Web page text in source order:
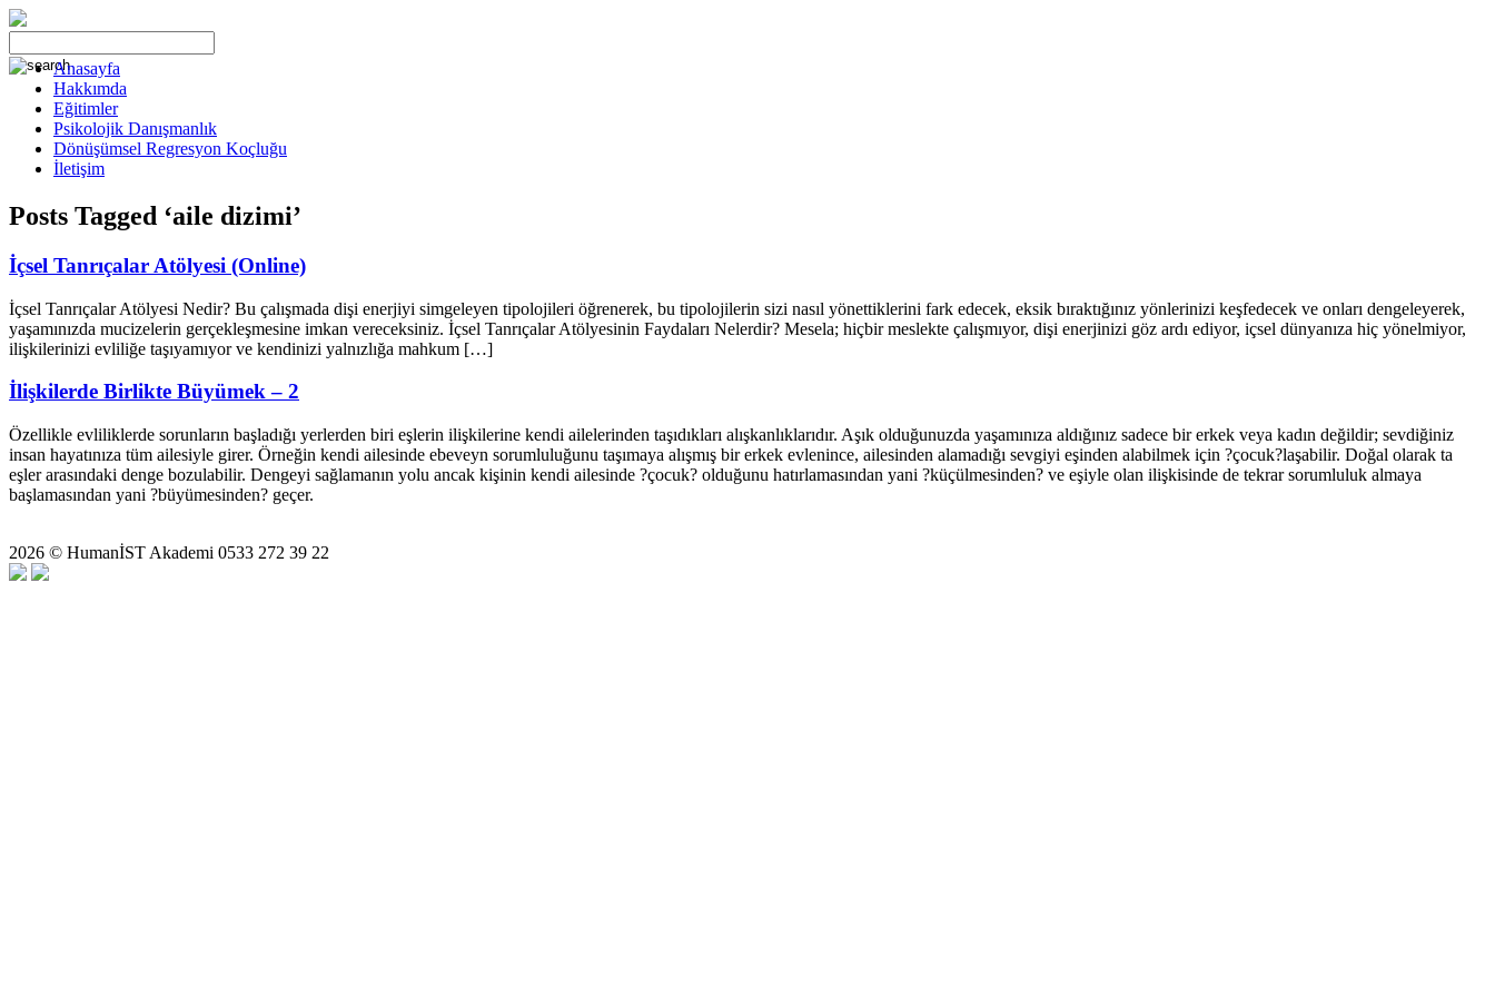
Anasayfa
Hakkımda
Eğitimler
Psikolojik Danışmanlık
Dönüşümsel Regresyon Koçluğu
İletişim
Posts Tagged ‘aile dizimi’
İçsel Tanrıçalar Atölyesi (Online)
İçsel Tanrıçalar Atölyesi Nedir? Bu çalışmada dişi enerjiyi simgeleyen tipolojileri öğrenerek, bu tipolojilerin sizi nasıl yönettiklerini fark edecek, eksik bıraktığınız yönlerinizi keşfedecek ve onları dengeleyerek,
yaşamınızda mucizelerin gerçekleşmesine imkan vereceksiniz. İçsel Tanrıçalar Atölyesinin Faydaları Nelerdir? Mesela; hiçbir meslekte çalışmıyor, dişi enerjinizi göz ardı ediyor, içsel dünyanıza hiç yönelmiyor,
ilişkilerinizi evliliğe taşıyamıyor ve kendinizi yalnızlığa mahkum […]
İlişkilerde Birlikte Büyümek – 2
Özellikle evliliklerde sorunların başladığı yerlerden biri eşlerin ilişkilerine kendi ailelerinden taşıdıkları alışkanlıklarıdır. Aşık olduğunuzda yaşamınıza aldığınız sadece bir erkek veya kadın değildir; sevdiğiniz
insan hayatınıza tüm ailesiyle girer. Örneğin kendi ailesinde ebeveyn sorumluluğunu taşımaya alışmış bir erkek evlenince, ailesinden alamadığı sevgiyi eşinden alabilmek için ?çocuk?laşabilir. Doğal olarak ta
eşler arasındaki denge bozulabilir. Dengeyi sağlamanın yolu ancak kişinin kendi ailesinde ?çocuk? olduğunu hatırlamasından yani ?küçülmesinden? ve eşiyle olan ilişkisinde de tekrar sorumluluk almaya
başlamasından yani ?büyümesinden? geçer.
2026 © HumanİST Akademi 0533 272 39 22